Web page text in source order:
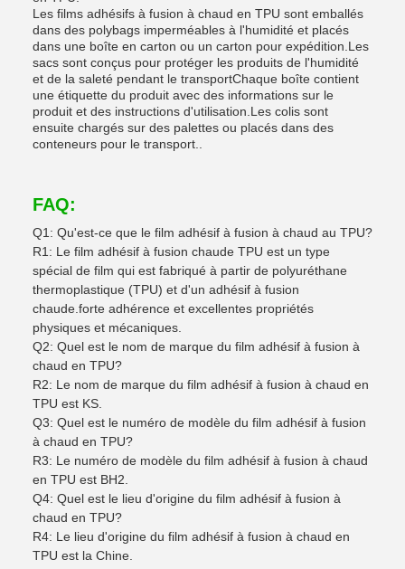
Les films adhésifs à fusion à chaud en TPU sont emballés
dans des polybags imperméables à l'humidité et placés
dans une boîte en carton ou un carton pour expédition.Les
sacs sont conçus pour protéger les produits de l'humidité
et de la saleté pendant le transportChaque boîte contient
une étiquette du produit avec des informations sur le
produit et des instructions d'utilisation.Les colis sont
ensuite chargés sur des palettes ou placés dans des
conteneurs pour le transport..
FAQ:
Q1: Qu'est-ce que le film adhésif à fusion à chaud au TPU?
R1: Le film adhésif à fusion chaude TPU est un type
spécial de film qui est fabriqué à partir de polyuréthane
thermoplastique (TPU) et d'un adhésif à fusion
chaude.forte adhérence et excellentes propriétés
physiques et mécaniques.
Q2: Quel est le nom de marque du film adhésif à fusion à
chaud en TPU?
R2: Le nom de marque du film adhésif à fusion à chaud en
TPU est KS.
Q3: Quel est le numéro de modèle du film adhésif à fusion
à chaud en TPU?
R3: Le numéro de modèle du film adhésif à fusion à chaud
en TPU est BH2.
Q4: Quel est le lieu d'origine du film adhésif à fusion à
chaud en TPU?
R4: Le lieu d'origine du film adhésif à fusion à chaud en
TPU est la Chine.